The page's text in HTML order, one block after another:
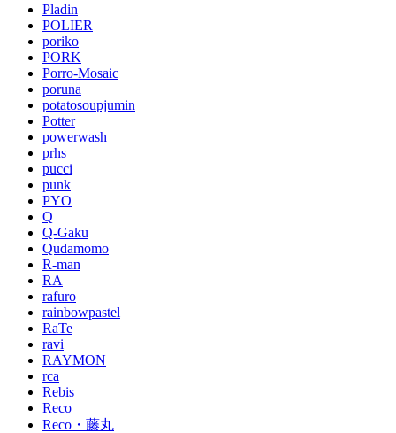
Pladin
POLIER
poriko
PORK
Porro-Mosaic
poruna
potatosoupjumin
Potter
powerwash
prhs
pucci
punk
PYO
Q
Q-Gaku
Qudamomo
R-man
RA
rafuro
rainbowpastel
RaTe
ravi
RAYMON
rca
Rebis
Reco
Reco・藤丸